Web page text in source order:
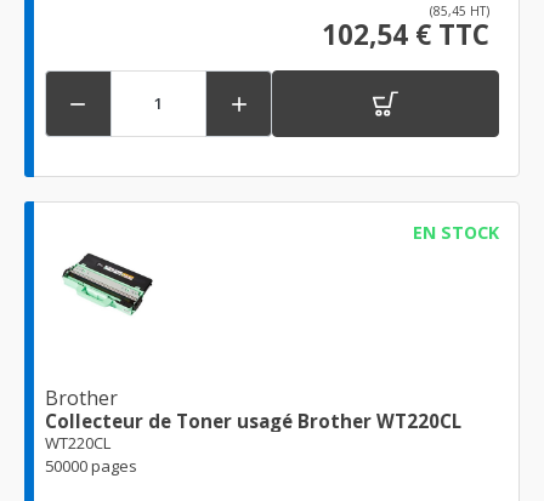
(85,45 HT)
102,54 € TTC
 
EN STOCK
Brother
Collecteur de Toner usagé Brother WT220CL
WT220CL
50000 pages